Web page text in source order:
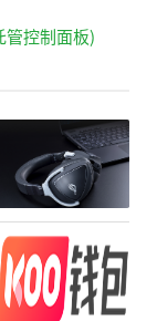
管控制面板)